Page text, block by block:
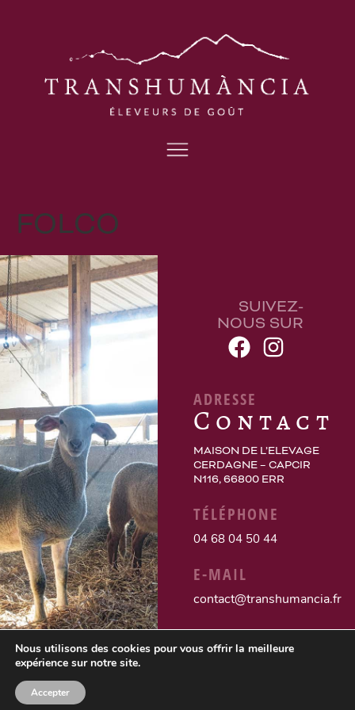
FOLCO
SUIVEZ-
NOUS SUR
ADRESSE
Contact
MAISON DE L’ELEVAGE
CERDAGNE – CAPCIR
N116, 66800 ERR
TÉLÉPHONE
04 68 04 50 44
E-MAIL
contact@transhumancia.fr
Nous utilisons des cookies pour vous offrir la meilleure
expérience sur notre site.
Accepter